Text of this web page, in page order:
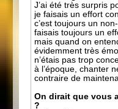
J’ai été très surpris
je faisais un effort
c’est toujours un
faisais toujours un
mais quand on
évidemment très
n’étais pas trop
à l’époque, chanter
contraire de
On dirait que vous
?